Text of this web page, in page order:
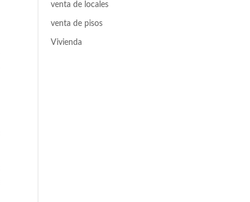
venta de locales
venta de pisos
Vivienda